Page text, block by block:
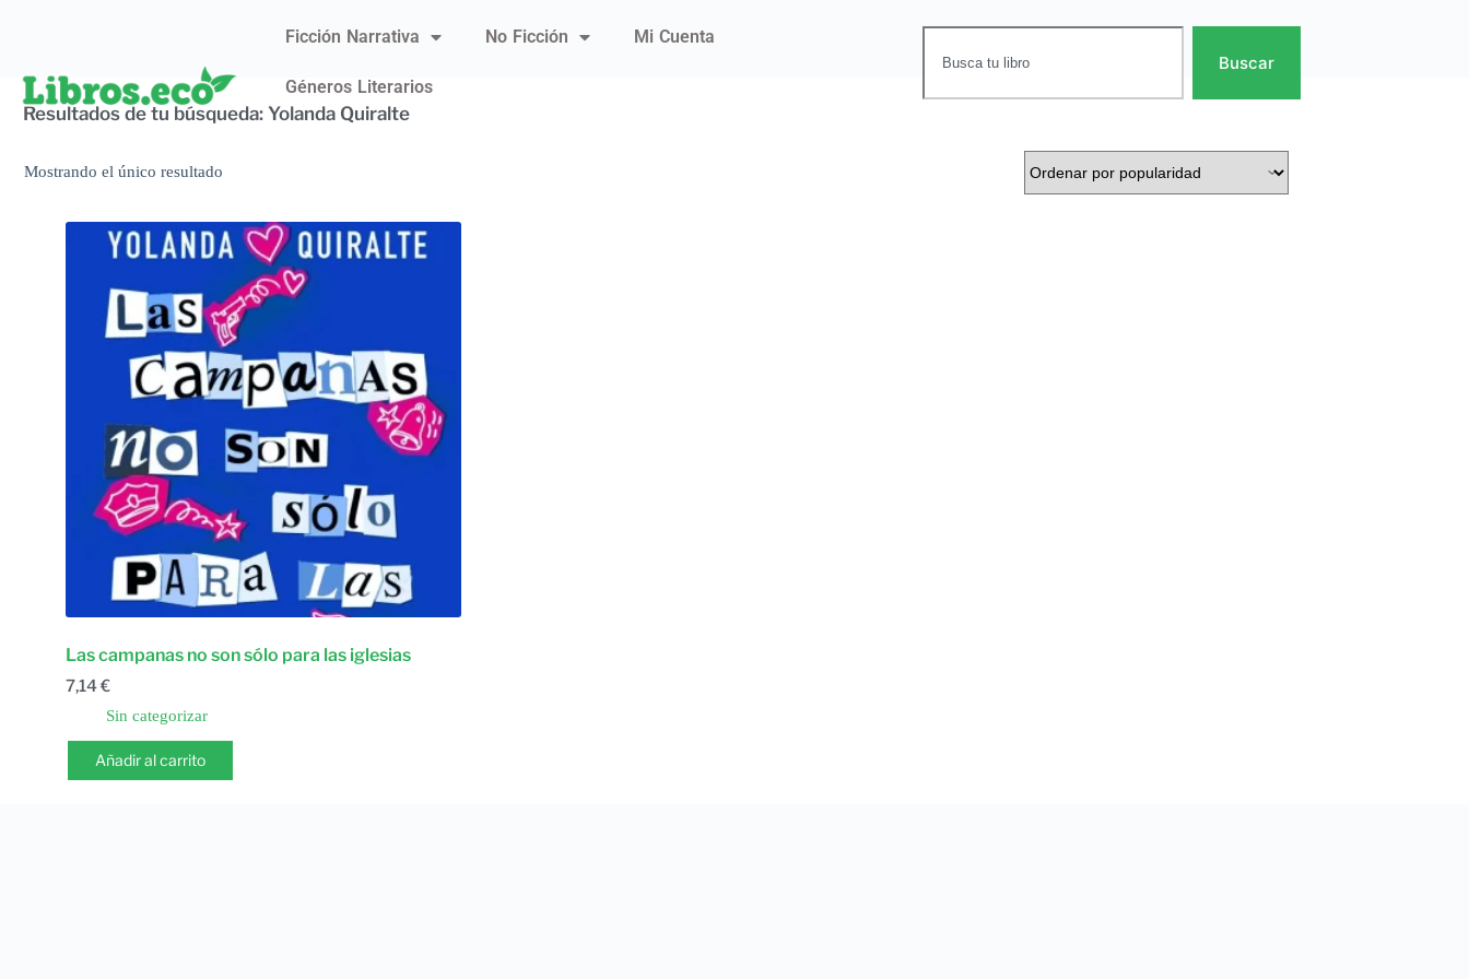
Ficción Narrativa No Ficción Mi Cuenta
Géneros Literarios
Buscar
Resultados de tu búsqueda: Yolanda Quiralte
Mostrando el único resultado
Las campanas no son sólo para las iglesias
7,14€
Sin categorizar
Añadir al carrito